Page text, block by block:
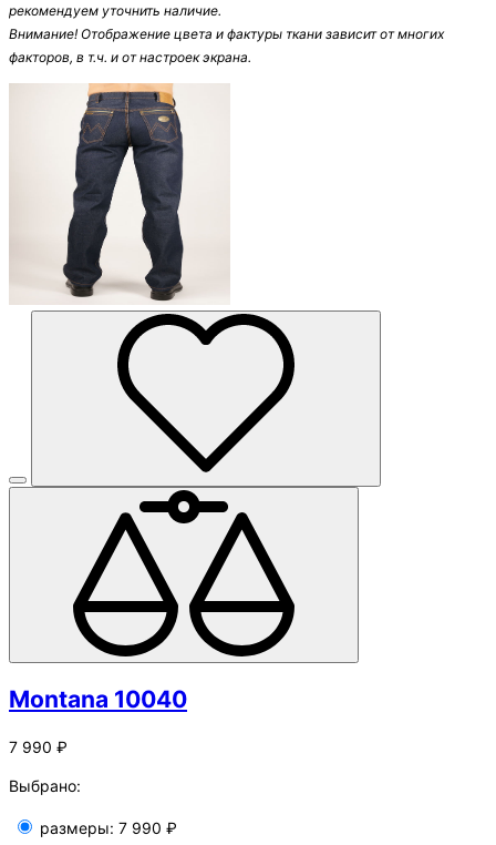
рекомендуем уточнить наличие.
Внимание! Oтображение цвета и фактуры ткани зависит от многих
факторов, в т.ч. и от настроек экрана.
Montana 10040
7 990 ₽
Выбрано:
размеры: 7 990 ₽